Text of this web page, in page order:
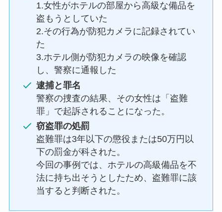
1.女性がホテルの部屋から高級な備品を
盗もうとしていた
2.その行為が防犯カメラに記録されてい
た
3.ホテル側が防犯カメラの映像を確認
し、警察に通報した
逮捕と罪名
警察の捜査の結果、その女性は「盗難
罪」で起訴されることになった。
窃盗罪の処罰
盗難罪は3年以下の懲役または50万円以
下の罰金が科された。
今回の事例では、ホテルの高級備品を不
法に持ち出そうとしたため、盗難罪に該
当すると判断された。